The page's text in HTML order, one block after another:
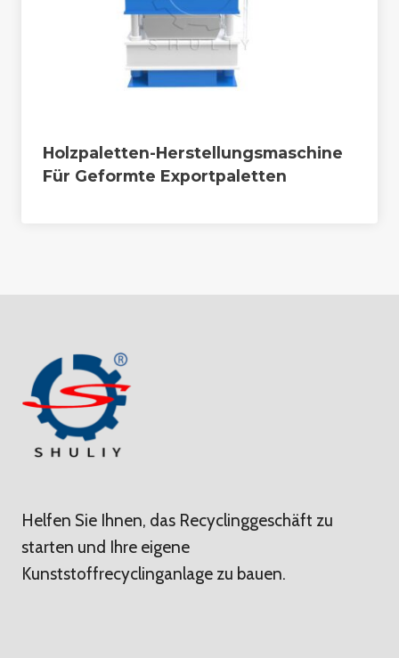
Holzpaletten-Herstellungsmaschine
Für Geformte Exportpaletten
Helfen Sie Ihnen, das Recyclinggeschäft zu
starten und Ihre eigene
Kunststoffrecyclinganlage zu bauen.